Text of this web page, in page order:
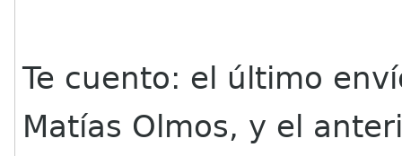
Te cuento: el último
Matías Olmos, y el